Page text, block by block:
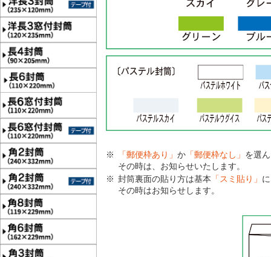
「郵便枠あり」 か 「郵便枠なし」 を選
その時は、お知らせいたします。
封筒裏面の貼り方は基本 「スミ貼り」
その時はお知らせします。